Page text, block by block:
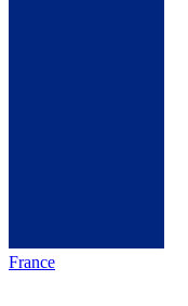
France